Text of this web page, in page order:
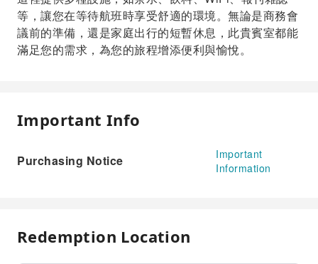
等，讓您在等待航班時享受舒適的環境。無論是商務會
議前的準備，還是家庭出行的短暫休息，此貴賓室都能
滿足您的需求，為您的旅程增添便利與愉悅。
Important Info
Purchasing Notice
Important
Information
Redemption Location